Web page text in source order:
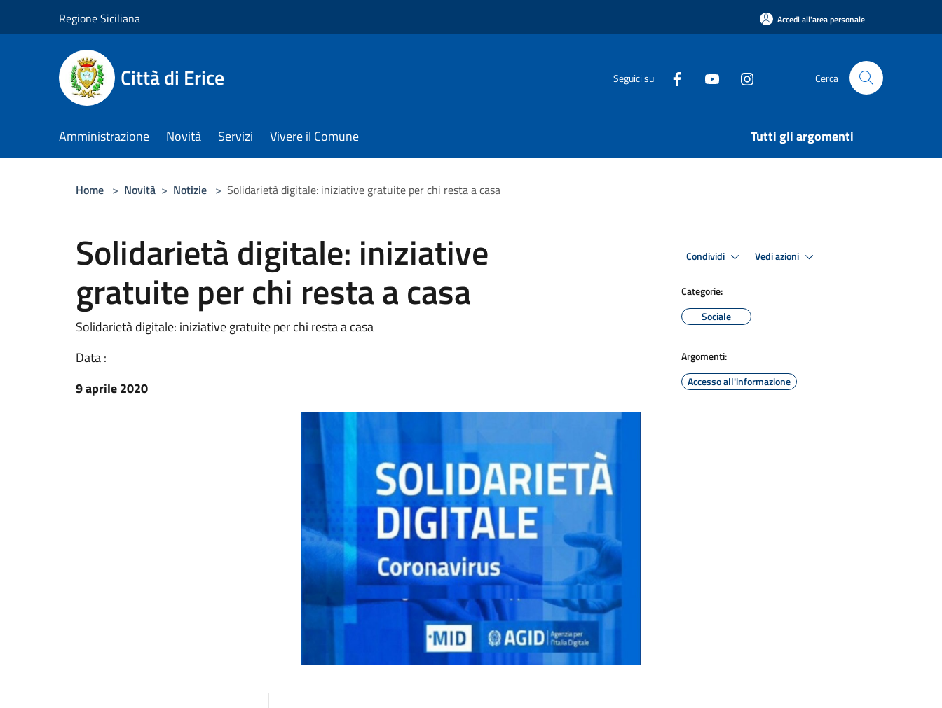
Regione Siciliana Accedi all'area personale
Città di Erice Seguici su Cerca
Amministrazione Novità Servizi Vivere il Comune Tutti gli argomenti
Home > Novità > Notizie > Solidarietà digitale: iniziative gratuite per chi resta a casa
Solidarietà digitale: iniziative
gratuite per chi resta a casa
Solidarietà digitale: iniziative gratuite per chi resta a casa
Data :
9 aprile 2020
Condividi Vedi azioni
Categorie:
Sociale
Argomenti:
Accesso all'informazione